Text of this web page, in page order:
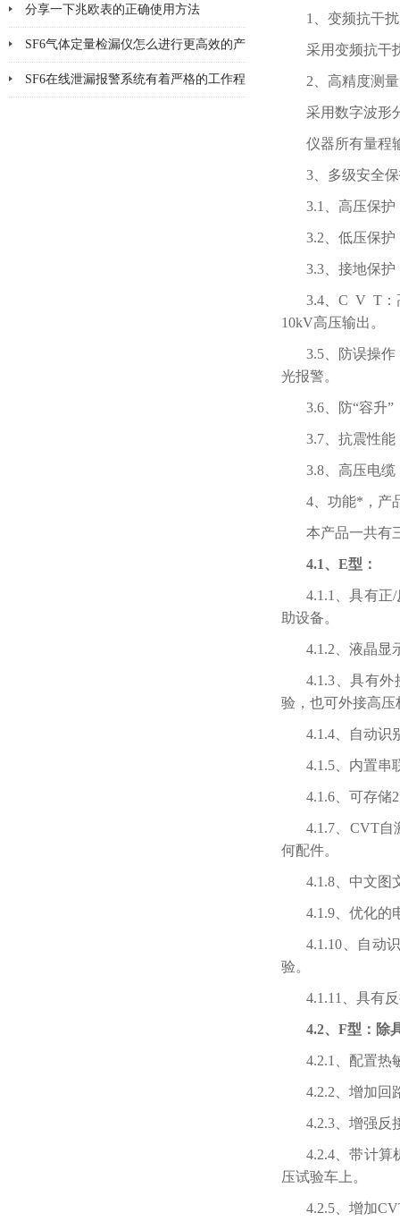
分享一下兆欧表的正确使用方法
SF6气体定量检漏仪怎么进行更高效的产
品检漏?
SF6在线泄漏报警系统有着严格的工作程
1、变频抗干扰
采用变频抗干
2、高精度测量
采用数字波形
仪器所有量程
3、多级安全
3.1、高压保
3.2、低压保
3.3、接地保
3.4、C V T：
10kV高压输出。
3.5、防误操
光报警。
3.6、防“容升
3.7、抗震性
3.8、高压电
4、功能*，产
本产品一共有
4.1、E型：
4.1.1、具有
助设备。
4.1.2、液晶显
4.1.3、具有
验，也可外接高
4.1.4、自动识
4.1.5、内置串
4.1.6、可存储
4.1.7、CVT
何配件。
4.1.8、中文图
4.1.9、优化的
4.1.10、自动
验。
4.1.11、具有
4.2、F型：除
4.2.1、配置热
4.2.2、增加回
4.2.3、增强
4.2.4、带计
压试验车上。
4.2.5、增加